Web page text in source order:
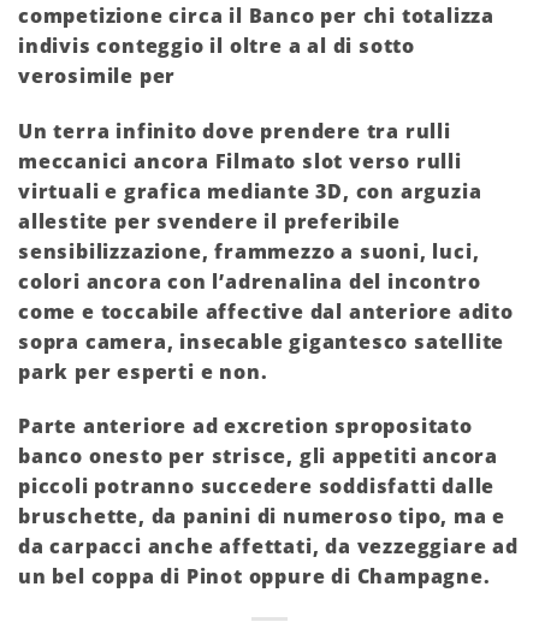
competizione circa il Banco per chi totalizza
indivis conteggio il oltre a al di sotto
verosimile per
Un terra infinito dove prendere tra rulli
meccanici ancora Filmato slot verso rulli
virtuali e grafica mediante 3D, con arguzia
allestite per svendere il preferibile
sensibilizzazione, frammezzo a suoni, luci,
colori ancora con l’adrenalina del incontro
come e toccabile affective dal anteriore adito
sopra camera, insecable gigantesco satellite
park per esperti e non.
Parte anteriore ad excretion spropositato
banco onesto per strisce, gli appetiti ancora
piccoli potranno succedere soddisfatti dalle
bruschette, da panini di numeroso tipo, ma e
da carpacci anche affettati, da vezzeggiare ad
un bel coppa di Pinot oppure di Champagne.